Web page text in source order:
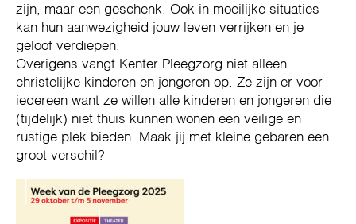
zijn, maar een geschenk. Ook in moeilijke situaties
kan hun aanwezigheid jouw leven verrijken en je
geloof verdiepen.
Overigens vangt Kenter Pleegzorg niet alleen
christelijke kinderen en jongeren op. Ze zijn er voor
iedereen want ze willen alle kinderen en jongeren die
(tijdelijk) niet thuis kunnen wonen een veilige en
rustige plek bieden. Maak jij met kleine gebaren een
groot verschil?